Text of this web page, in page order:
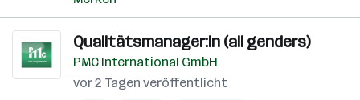
Qualitätsmanager:in (all genders)
PMC International GmbH
vor 2 Tagen veröffentlicht